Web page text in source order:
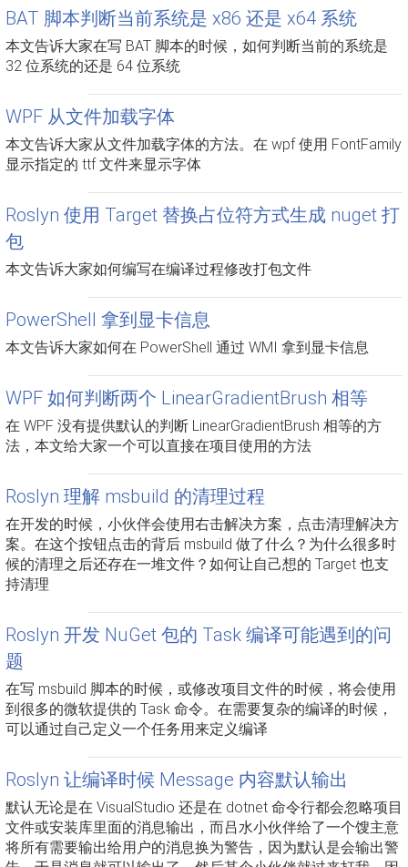
BAT 脚本判断当前系统是 x86 还是 x64 系统
本文告诉大家在写 BAT 脚本的时候，如何判断当前的系统是
32 位系统的还是 64 位系统
WPF 从文件加载字体
本文告诉大家从文件加载字体的方法。在 wpf 使用 FontFamily
显示指定的 ttf 文件来显示字体
Roslyn 使用 Target 替换占位符方式生成 nuget 打
包
本文告诉大家如何编写在编译过程修改打包文件
PowerShell 拿到显卡信息
本文告诉大家如何在 PowerShell 通过 WMI 拿到显卡信息
WPF 如何判断两个 LinearGradientBrush 相等
在 WPF 没有提供默认的判断 LinearGradientBrush 相等的方
法，本文给大家一个可以直接在项目使用的方法
Roslyn 理解 msbuild 的清理过程
在开发的时候，小伙伴会使用右击解决方案，点击清理解决方
案。在这个按钮点击的背后 msbuild 做了什么？为什么很多时
候的清理之后还存在一堆文件？如何让自己想的 Target 也支
持清理
Roslyn 开发 NuGet 包的 Task 编译可能遇到的问
题
在写 msbuild 脚本的时候，或修改项目文件的时候，将会使用
到很多的微软提供的 Task 命令。在需要复杂的编译的时候，
可以通过自己定义一个任务用来定义编译
Roslyn 让编译时候 Message 内容默认输出
默认无论是在 VisualStudio 还是在 dotnet 命令行都会忽略项目
文件或安装库里面的消息输出，而吕水小伙伴给了一个馊主意
将所有需要输出给用户的消息换为警告，因为默认是会输出警